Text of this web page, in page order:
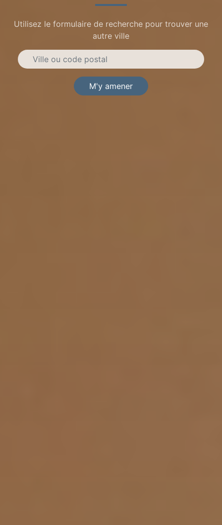
Utilisez le formulaire de recherche pour trouver une
autre ville
M'y amener